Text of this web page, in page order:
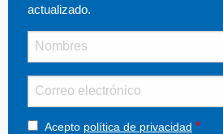
actualizado.
Acepto política de privacidad